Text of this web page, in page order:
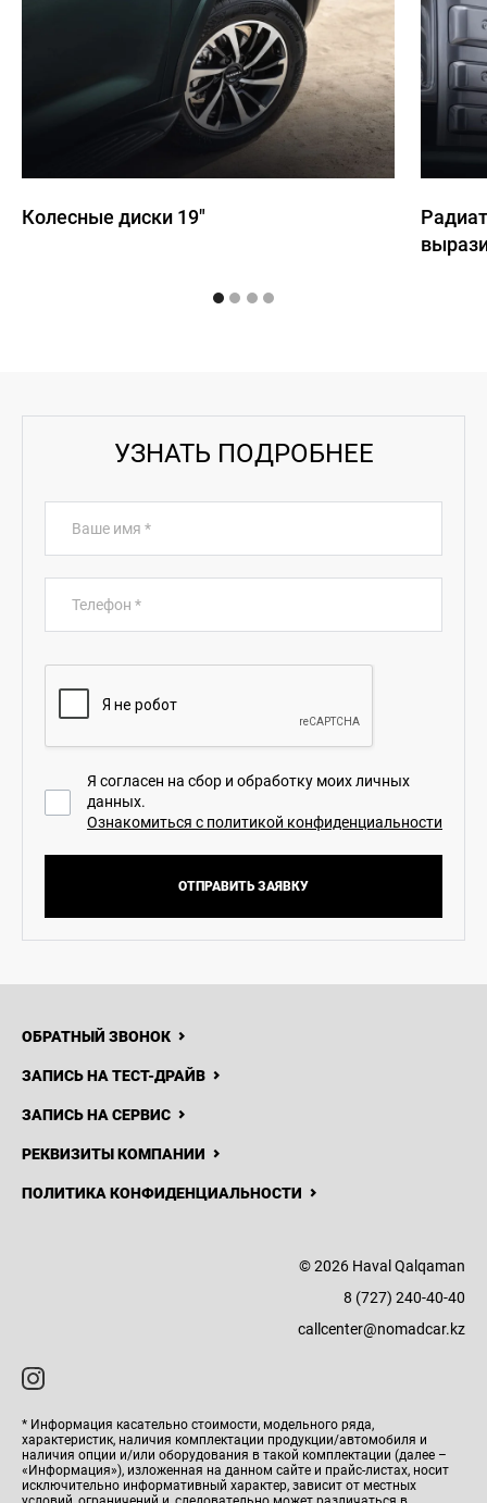
Колесные диски 19"
УЗНАТЬ ПОДРОБНЕЕ
Ваше имя *
Телефон *
Я согласен на сбор и обработку моих личных
данных.
Ознакомиться с политикой конфиденциальности
ОТПРАВИТЬ ЗАЯВКУ
ОБРАТНЫЙ ЗВОНОК
ЗАПИСЬ НА ТЕСТ-ДРАЙВ
ЗАПИСЬ НА СЕРВИС
РЕКВИЗИТЫ КОМПАНИИ
ПОЛИТИКА КОНФИДЕНЦИАЛЬНОСТИ
© 2026 Haval Qalqaman
8 (727) 240-40-40
callcenter@nomadcar.kz
* Информация касательно стоимости, модельного ряда,
характеристик, наличия комплектации продукции/автомобиля и
наличия опции и/или оборудования в такой комплектации (далее –
«Информация»), изложенная на данном сайте и прайс-листах, носит
исключительно информативный характер, зависит от местных